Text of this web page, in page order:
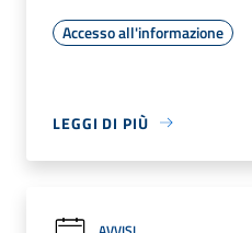
Accesso all'informazione
LEGGI DI PIÙ